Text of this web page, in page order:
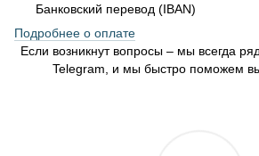
Банковский перевод (IBAN)
Подробнее о оплате
Если возникнут вопросы – мы всегда
Telegram, и мы быстро поможем